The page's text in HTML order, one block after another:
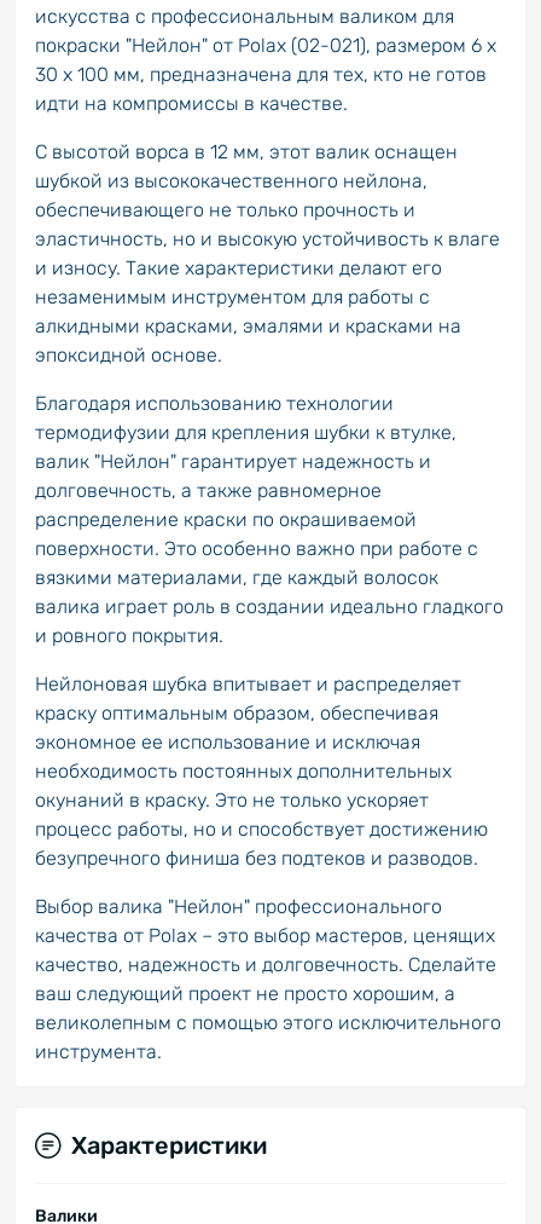
искусства с профессиональным валиком для
покраски "Нейлон" от Polax (02-021), размером 6 х
30 х 100 мм, предназначена для тех, кто не готов
идти на компромиссы в качестве.
С высотой ворса в 12 мм, этот валик оснащен
шубкой из высококачественного нейлона,
обеспечивающего не только прочность и
эластичность, но и высокую устойчивость к влаге
и износу. Такие характеристики делают его
незаменимым инструментом для работы с
алкидными красками, эмалями и красками на
эпоксидной основе.
Благодаря использованию технологии
термодифузии для крепления шубки к втулке,
валик "Нейлон" гарантирует надежность и
долговечность, а также равномерное
распределение краски по окрашиваемой
поверхности. Это особенно важно при работе с
вязкими материалами, где каждый волосок
валика играет роль в создании идеально гладкого
и ровного покрытия.
Нейлоновая шубка впитывает и распределяет
краску оптимальным образом, обеспечивая
экономное ее использование и исключая
необходимость постоянных дополнительных
окунаний в краску. Это не только ускоряет
процесс работы, но и способствует достижению
безупречного финиша без подтеков и разводов.
Выбор валика "Нейлон" профессионального
качества от Polax – это выбор мастеров, ценящих
качество, надежность и долговечность. Сделайте
ваш следующий проект не просто хорошим, а
великолепным с помощью этого исключительного
инструмента.
Характеристики
Валики